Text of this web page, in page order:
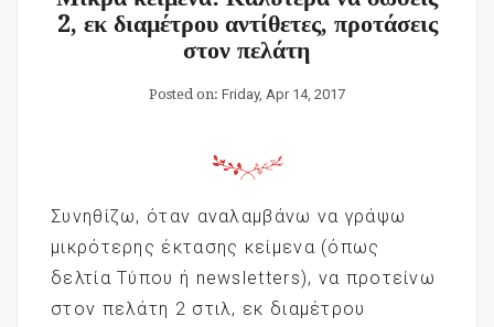
2, εκ διαμέτρου αντίθετες, προτάσεις
στον πελάτη
Posted on: Friday, Apr 14, 2017
Συνηθίζω, όταν αναλαμβάνω να γράψω
μικρότερης έκτασης κείμενα (όπως
δελτία Τύπου ή newsletters), να προτείνω
στον πελάτη 2 στιλ, εκ διαμέτρου